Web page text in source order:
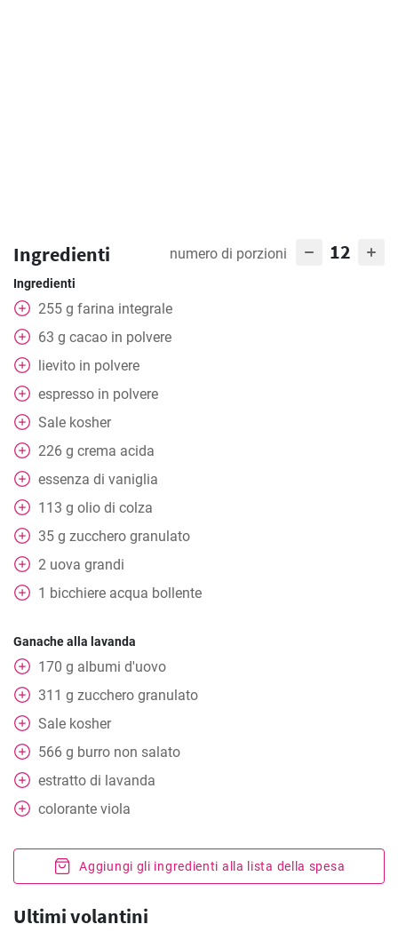
Ingredienti numero di porzioni 12
Ingredienti
255 g farina integrale
63 g cacao in polvere
lievito in polvere
espresso in polvere
Sale kosher
226 g crema acida
essenza di vaniglia
113 g olio di colza
35 g zucchero granulato
2 uova grandi
1 bicchiere acqua bollente
Ganache alla lavanda
170 g albumi d'uovo
311 g zucchero granulato
Sale kosher
566 g burro non salato
estratto di lavanda
colorante viola
Aggiungi gli ingredienti alla lista della spesa
Ultimi volantini